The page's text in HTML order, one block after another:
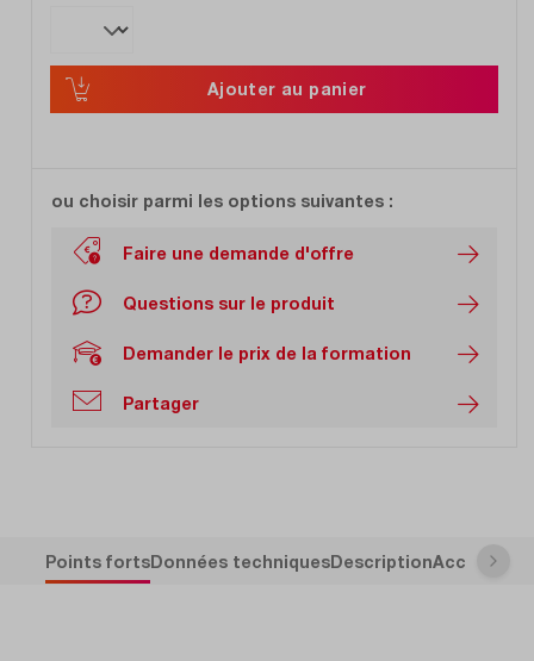
Ajouter au panier
ou choisir parmi les options suivantes :
Faire une demande d'offre
Questions sur le produit
Demander le prix de la formation
Partager
Points fortsDonnées techniquesDescription